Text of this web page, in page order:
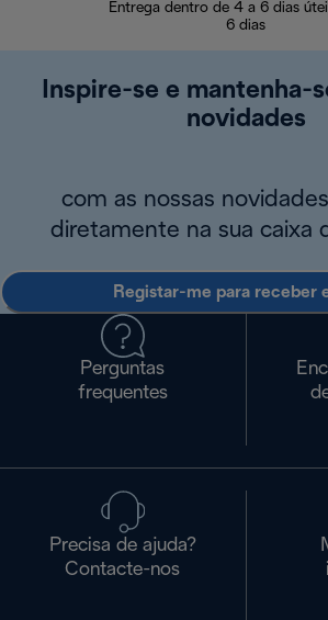
Entrega dentro de 4 a 6 dias
6 dias
Inspire-se e mantenha-
novidades
com as nossas
diretamente na sua caixa
Registar-me para receber
Perguntas
frequentes
Precisa de ajuda?
Contacte-nos